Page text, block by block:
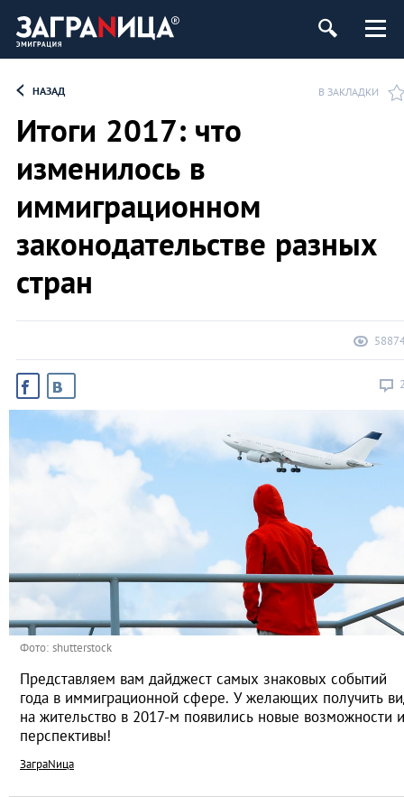
НАЗАД В ЗАКЛАДКИ
Итоги 2017: что
изменилось в
иммиграционном
законодательстве разных
стран
Фото: shutterstock
Представляем вам дайджест самых знаковых событий
года в иммиграционной сфере. У желающих получить
на жительство в 2017-м появились новые возможности и
перспективы!
ЗаграNица